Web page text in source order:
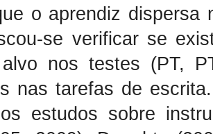
o aprendiz dispersa
se verificar se
nos testes (PT,
nas tarefas de
estudos sobre